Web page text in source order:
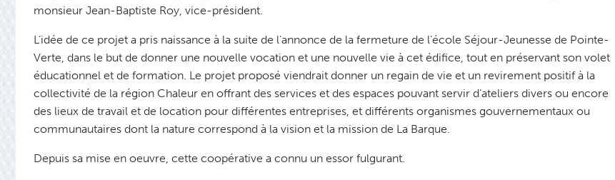
monsieur Jean-Baptiste Roy, vice-président.
L’idée de ce projet a pris naissance à la suite de l’annonce de la fermeture de l’école Séjour-Jeunesse de Pointe-
Verte, dans le but de donner une nouvelle vocation et une nouvelle vie à cet édifice, tout en préservant son volet
éducationnel et de formation. Le projet proposé viendrait donner un regain de vie et un revirement positif à la
collectivité de la région Chaleur en offrant des services et des espaces pouvant servir d’ateliers divers ou encore
des lieux de travail et de location pour différentes entreprises, et différents organismes gouvernementaux ou
communautaires dont la nature correspond à la vision et la mission de La Barque.
Depuis sa mise en oeuvre, cette coopérative a connu un essor fulgurant.